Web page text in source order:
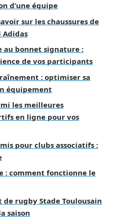
d’une équipe
sur les chaussures de
Adidas
au bonnet signature :
de vos participants
: optimiser sa
équipement
les meilleures
en ligne pour vos
pour clubs associatifs :
: comment fonctionne le
rugby Stade Toulousain
saison